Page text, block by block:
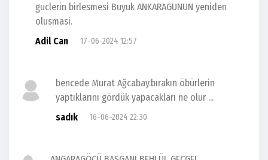
guclerin birlesmesi Buyuk ANKARAGUNUN yeniden
olusmasi.
Adil Can
17-06-2024 12:57
bencede Murat Ağcabay.bırakın öbürlerin
yaptıklarını gördük yapacakları ne olur ...
sadık
16-06-2024 22:30